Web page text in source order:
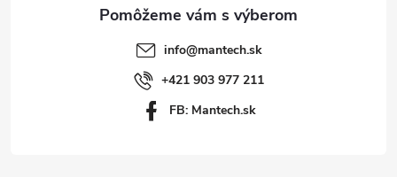
info@mantech.sk
+421 903 977 211
FB: Mantech.sk